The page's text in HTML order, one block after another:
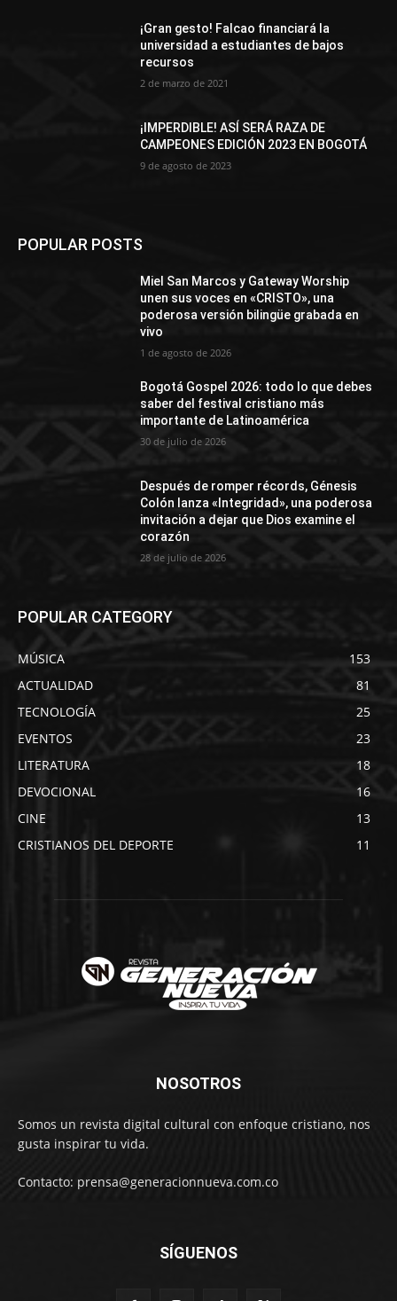
¡Gran gesto! Falcao financiará la
universidad a estudiantes de bajos
recursos
2 de marzo de 2021
¡IMPERDIBLE! ASÍ SERÁ RAZA DE
CAMPEONES EDICIÓN 2023 EN BOGOTÁ
9 de agosto de 2023
POPULAR POSTS
Miel San Marcos y Gateway Worship
unen sus voces en «CRISTO», una
poderosa versión bilingüe grabada en
vivo
1 de agosto de 2026
Bogotá Gospel 2026: todo lo que debes
saber del festival cristiano más
importante de Latinoamérica
30 de julio de 2026
Después de romper récords, Génesis
Colón lanza «Integridad», una poderosa
invitación a dejar que Dios examine el
corazón
28 de julio de 2026
POPULAR CATEGORY
MÚSICA
153
ACTUALIDAD
81
TECNOLOGÍA
25
EVENTOS
23
LITERATURA
18
DEVOCIONAL
16
CINE
13
CRISTIANOS DEL DEPORTE
11
NOSOTROS
Somos un revista digital cultural con enfoque cristiano, nos
gusta inspirar tu vida.
Contacto: prensa@generacionnueva.com.co
SÍGUENOS